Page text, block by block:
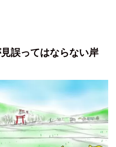
見誤ってはならない岸